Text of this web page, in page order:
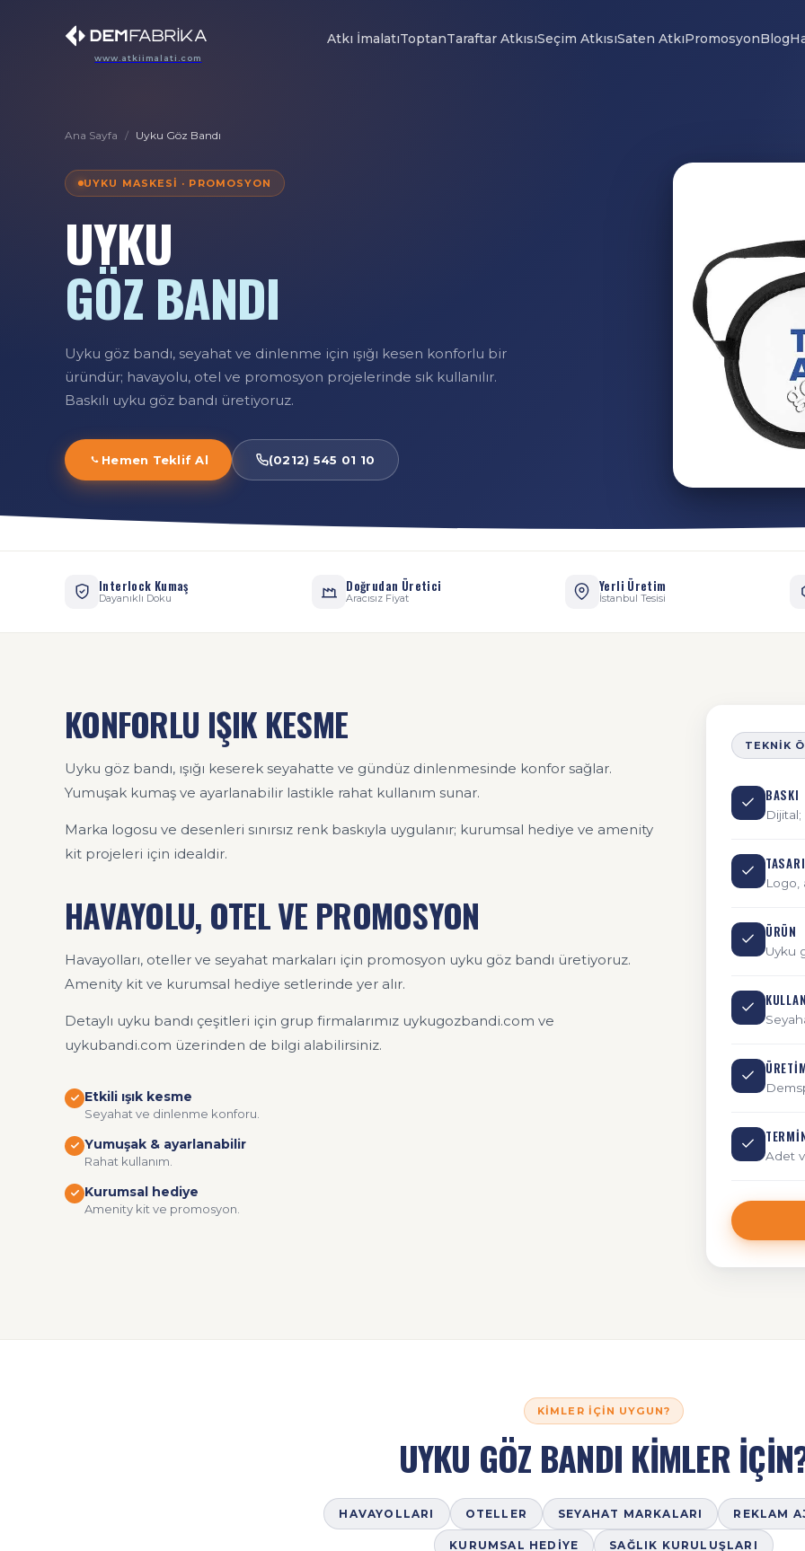
www.atkiimalati.com
Atkı İmalatıToptanTaraftar AtkısıSeçim AtkısıSaten AtkıPromosyonBlog
Ana Sayfa / Uyku Göz Bandı
UYKU MASKESI · PROMOSYON
UYKU
GÖZ BANDI
Uyku göz bandı, seyahat ve dinlenme için ışığı kesen konforlu bir
üründür; havayolu, otel ve promosyon projelerinde sık kullanılır.
Baskılı uyku göz bandı üretiyoruz.
Hemen Teklif Al (0212) 545 01 10
Interlock Kumaş
Dayanıklı Doku
Doğrudan Üretici
Aracısız Fiyat
Yerli Üretim
İstanbul Tesisi
KONFORLU IŞIK KESME
Uyku göz bandı, ışığı keserek seyahatte ve gündüz dinlenmesinde konfor sağlar.
Yumuşak kumaş ve ayarlanabilir lastikle rahat kullanım sunar.
Marka logosu ve desenleri sınırsız renk baskıyla uygulanır; kurumsal hediye ve amenity
kit projeleri için idealdir.
HAVAYOLU, OTEL VE PROMOSYON
Havayolları, oteller ve seyahat markaları için promosyon uyku göz bandı üretiyoruz.
Amenity kit ve kurumsal hediye setlerinde yer alır.
Detaylı uyku bandı çeşitleri için grup firmalarımız uykugozbandi.com ve
uykubandi.com üzerinden de bilgi alabilirsiniz.
Etkili ışık kesme
Seyahat ve dinlenme konforu.
Yumuşak & ayarlanabilir
Rahat kullanım.
Kurumsal hediye
Amenity kit ve promosyon.
TEKNIK
BASKI
Dijital;
Logo,
ÜRÜN
Uyku
Adet
KIMLER İÇIN UYGUN?
UYKU GÖZ BANDI KİMLER
HAVAYOLLARI OTELLER SEYAHAT MARKALARI REKLAM
KURUMSAL HEDIYE SAĞLIK KURULUŞLARI